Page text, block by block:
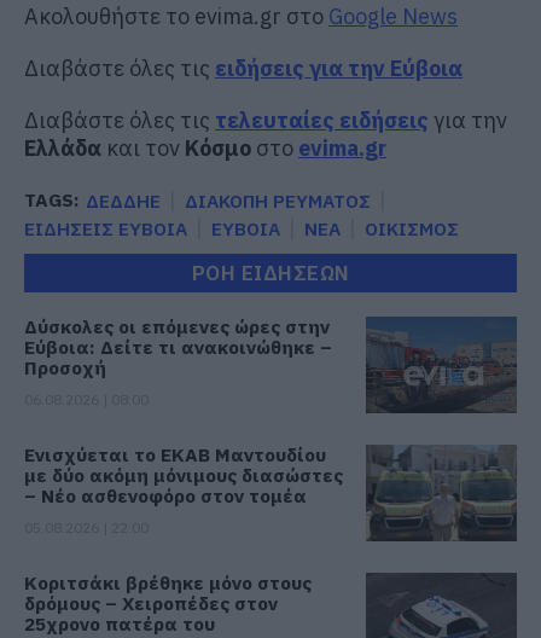
Ακολουθήστε το evima.gr στο Google News
Διαβάστε όλες τις ειδήσεις για την Εύβοια
Διαβάστε όλες τις τελευταίες ειδήσεις για την
Ελλάδα και τον Κόσμο στο evima.gr
TAGS: ΔΕΔΔΗΕ
ΔΙΑΚΟΠΗ ΡΕΥΜΑΤΟΣ
ΕΙΔΗΣΕΙΣ ΕΥΒΟΙΑ
ΕΥΒΟΙΑ ΝΕΑ ΟΙΚΙΣΜΟΣ
ΡΟΗ ΕΙΔΗΣΕΩΝ
Δύσκολες οι επόμενες ώρες στην
Εύβοια: Δείτε τι ανακοινώθηκε –
Προσοχή
Ενισχύεται το ΕΚΑΒ Μαντουδίου
με δύο ακόμη μόνιμους διασώστες
– Νέο ασθενοφόρο στον τομέα
Κοριτσάκι βρέθηκε μόνο στους
δρόμους – Χειροπέδες στον
25χρονο πατέρα του